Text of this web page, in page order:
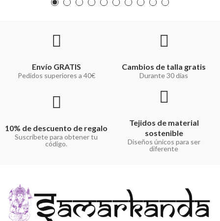
Envío GRATIS
Pedidos superiores a 40€
Cambios de talla gratis
Durante 30 días
10% de descuento de regalo
Suscríbete para obtener tu
código.
Tejidos de material
sostenible
Diseños únicos para ser
diferente